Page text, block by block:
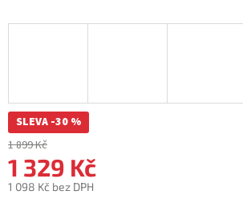
SLEVA -30 %
1 899 Kč
1 329 Kč
1 098 Kč bez DPH